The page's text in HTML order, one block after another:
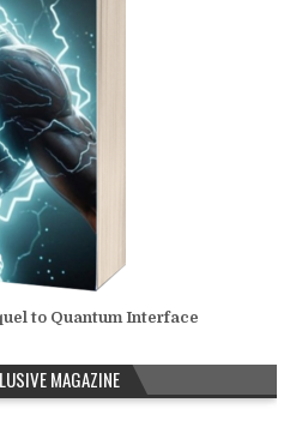
to Quantum Interface
MAGAZINE